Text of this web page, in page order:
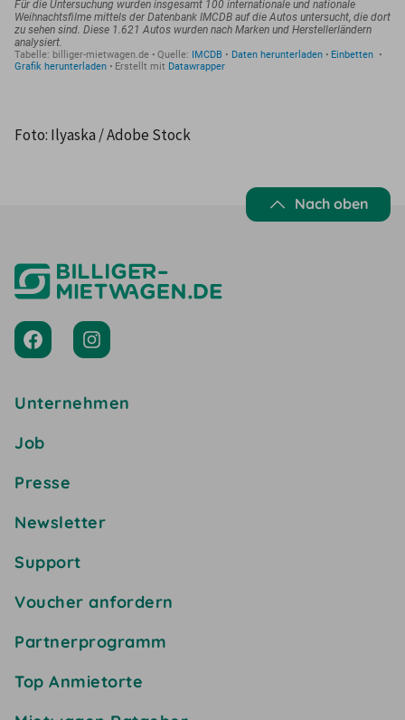
Foto: Ilyaska / Adobe Stock
Nach oben
Unternehmen
Job
Presse
Newsletter
Support
Voucher anfordern
Partnerprogramm
Top Anmietorte